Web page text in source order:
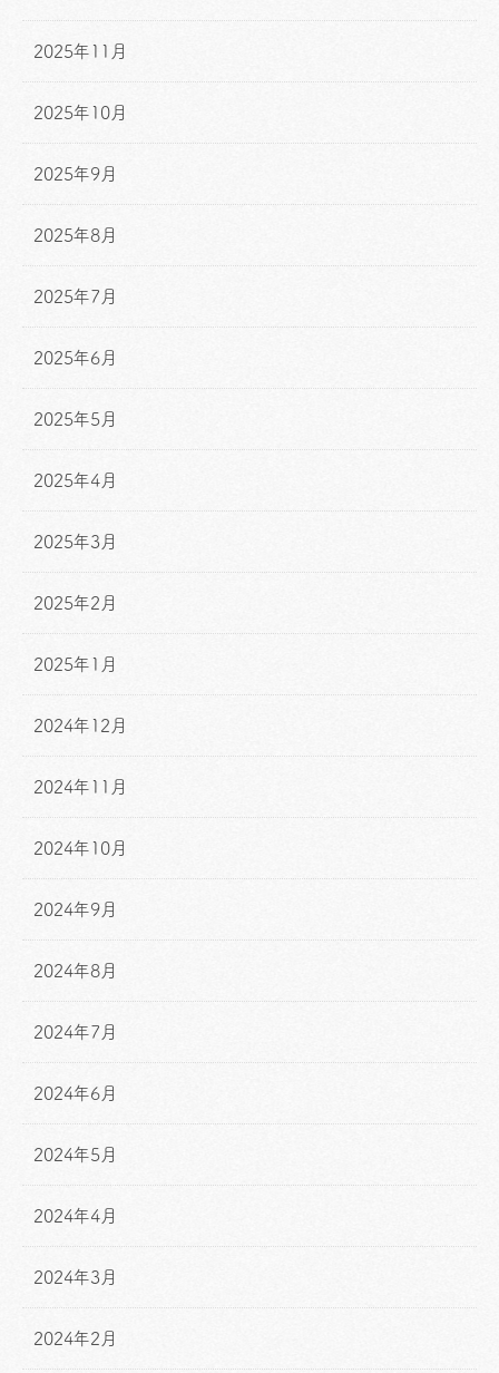
2025年11月
2025年10月
2025年9月
2025年8月
2025年7月
2025年6月
2025年5月
2025年4月
2025年3月
2025年2月
2025年1月
2024年12月
2024年11月
2024年10月
2024年9月
2024年8月
2024年7月
2024年6月
2024年5月
2024年4月
2024年3月
2024年2月